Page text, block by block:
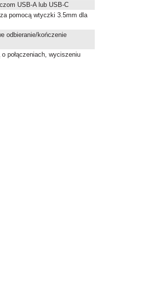
USB-A lub USB-C
pomocą wtyczki 3.5mm dla
odbieranie/kończenie
połączeniach, wyciszeniu